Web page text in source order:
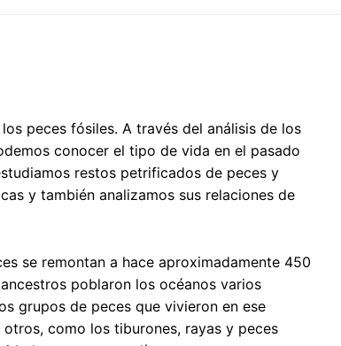
peces fósiles. A través del análisis de los
conocer el tipo de vida en el pasado
restos petrificados de peces y
y también analizamos sus relaciones de
se remontan a hace aproximadamente 450
poblaron los océanos varios
grupos de peces que vivieron en ese
como los tiburones, rayas y peces